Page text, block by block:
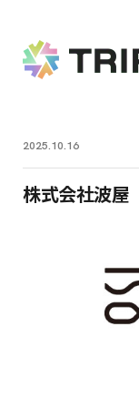
2025.10.16
株式会社波屋